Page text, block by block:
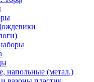
напольные (метал.)